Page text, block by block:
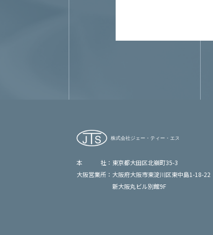
本 社： 東京都大田区北嶺町35-3
大阪営業所： 大阪府大阪市東淀川区東中島1-18-22
新大阪丸ビル別館9F